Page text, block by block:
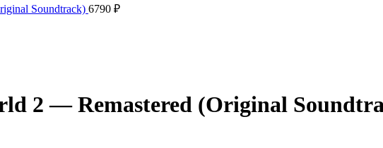
Soundtrack) 6790 ₽
2 — Remastered (Original